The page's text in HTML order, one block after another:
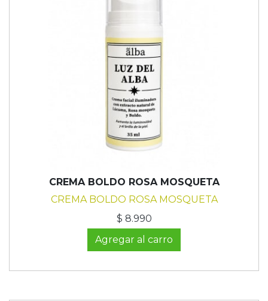
CREMA BOLDO ROSA MOSQUETA
CREMA BOLDO ROSA MOSQUETA
$ 8.990
Agregar al carro